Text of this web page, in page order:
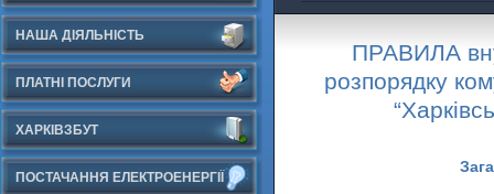
НАША ДІЯЛЬНІСТЬ
ПЛАТНІ ПОСЛУГИ
ХАРКІВЗБУТ
ПОСТАЧАННЯ ЕЛЕКТРОЕНЕРГІЇ
ПРАВИЛА
розпорядку